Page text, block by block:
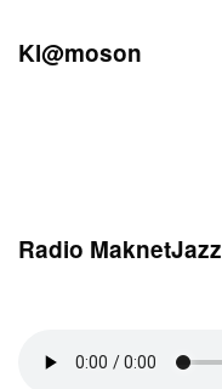
Kl@moson
Radio MaknetJazz